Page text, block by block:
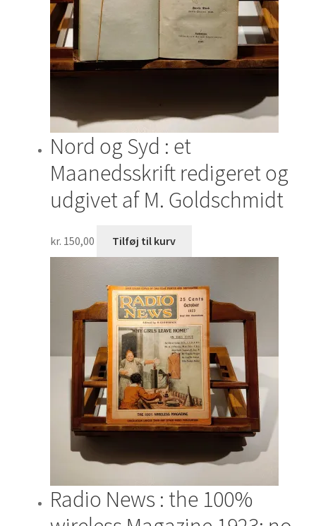
Nord og Syd : et
Maanedsskrift redigeret og
udgivet af M. Goldschmidt
kr. 150,00 Tilføj til kurv
Radio News : the 100%